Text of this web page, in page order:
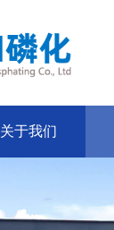
关于我们